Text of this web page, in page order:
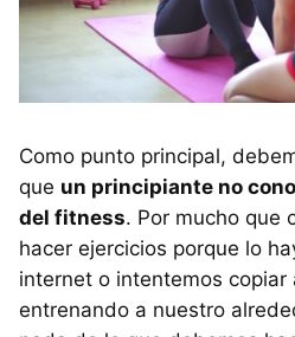
Como punto principal,
que un principiante no
del fitness. Por mucho que
hacer ejercicios porque lo
internet o intentemos copiar
entrenando a nuestro